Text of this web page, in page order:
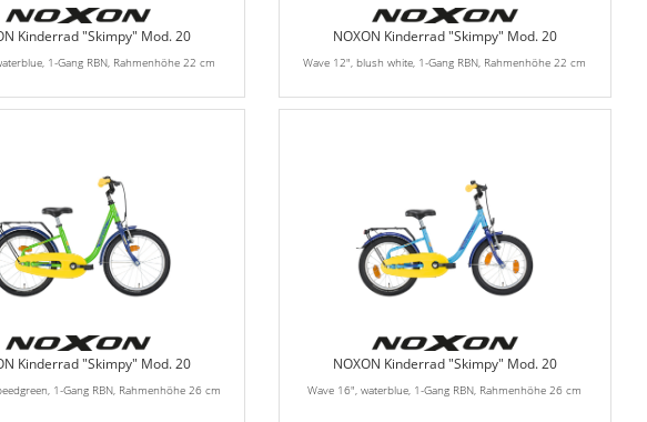
Kinderrad "Skimpy" Mod. 20
1-Gang RBN, Rahmenhöhe 22 cm
NOXON Kinderrad "Skimpy" Mod. 20
Wave 12", blush white, 1-Gang RBN, Rahmenhöhe 22 cm
Kinderrad "Skimpy" Mod. 20
1-Gang RBN, Rahmenhöhe 26 cm
NOXON Kinderrad "Skimpy" Mod. 20
Wave 16", waterblue, 1-Gang RBN, Rahmenhöhe 26 cm